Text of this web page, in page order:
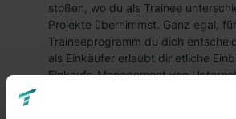
stoßen, wo du als Trainee
Projekte übernimmst. Ganz egal,
Traineeprogramm du dich
als Einkäufer erlaubt dir etliche
Einkaufs-Management von